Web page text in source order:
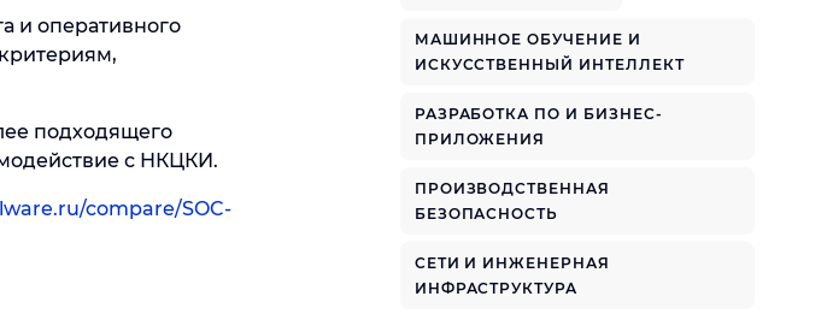
и оперативного
подходящего
с НКЦКИ.
compare/SOC-
МАШИННОЕ ОБУЧЕНИЕ И
ИСКУССТВЕННЫЙ ИНТЕЛЛЕКТ
РАЗРАБОТКА ПО И БИЗНЕС-
ПРИЛОЖЕНИЯ
ПРОИЗВОДСТВЕННАЯ
БЕЗОПАСНОСТЬ
СЕТИ И ИНЖЕНЕРНАЯ
ИНФРАСТРУКТУРА